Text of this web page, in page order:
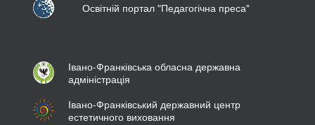
Освітній портал "Педагогічна преса"
Івано-Франківська обласна державна
адміністрація
Івано-Франківський державний центр
естетичного виховання